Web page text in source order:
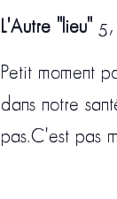
L'Autre "lieu"
Petit moment
dans notre
pas.C'est pas